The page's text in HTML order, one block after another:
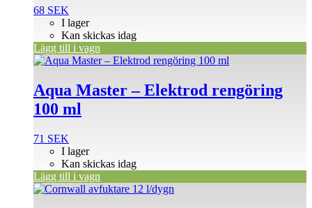
68 SEK
I lager
Kan skickas idag
Lägg till i vagn
Aqua Master – Elektrod rengöring
100 ml
71 SEK
I lager
Kan skickas idag
Lägg till i vagn